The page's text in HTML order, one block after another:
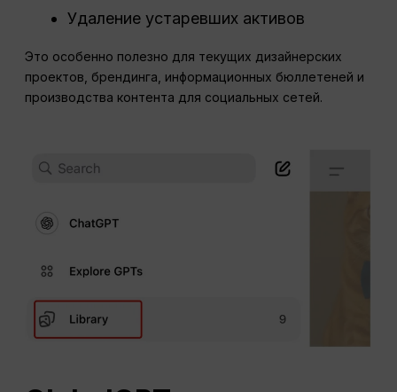
Удаление устаревших активов
Это особенно полезно для текущих дизайнерских
проектов, брендинга, информационных бюллетеней и
производства контента для социальных сетей.